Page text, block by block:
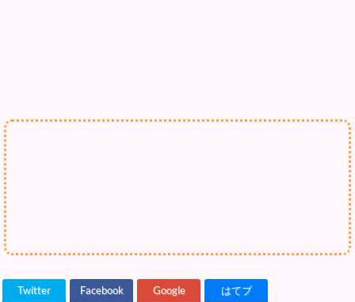
Twitter Facebook Google はてブ